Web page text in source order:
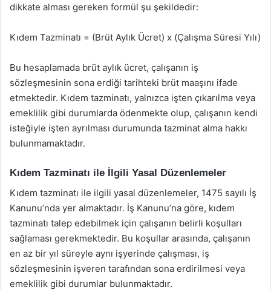
dikkate alması gereken formül şu şekildedir:
Kıdem Tazminatı = (Brüt Aylık Ücret) x (Çalışma Süresi Yılı)
Bu hesaplamada brüt aylık ücret, çalışanın iş
sözleşmesinin sona erdiği tarihteki brüt maaşını ifade
etmektedir. Kıdem tazminatı, yalnızca işten çıkarılma veya
emeklilik gibi durumlarda ödenmekte olup, çalışanın kendi
isteğiyle işten ayrılması durumunda tazminat alma hakkı
bulunmamaktadır.
Kıdem Tazminatı ile İlgili Yasal Düzenlemeler
Kıdem tazminatı ile ilgili yasal düzenlemeler, 1475 sayılı İş
Kanunu’nda yer almaktadır. İş Kanunu’na göre, kıdem
tazminatı talep edebilmek için çalışanın belirli koşulları
sağlaması gerekmektedir. Bu koşullar arasında, çalışanın
en az bir yıl süreyle aynı işyerinde çalışması, iş
sözleşmesinin işveren tarafından sona erdirilmesi veya
emeklilik gibi durumlar bulunmaktadır.